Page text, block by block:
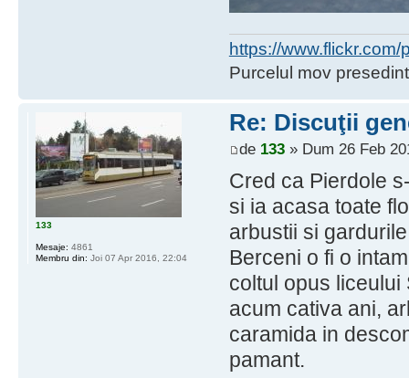
https://
Purcelul mov
Re: Discuţii
de 133» Dum 26 Feb
Cred ca Pierdole
si ia acasa toate
arbustii si
Berceni o fi o
coltul opus
acum cativa ani,
caramida in
pamant.
133
Mesaje: 4861
Membru din: Joi 07 Apr 2016, 22:04